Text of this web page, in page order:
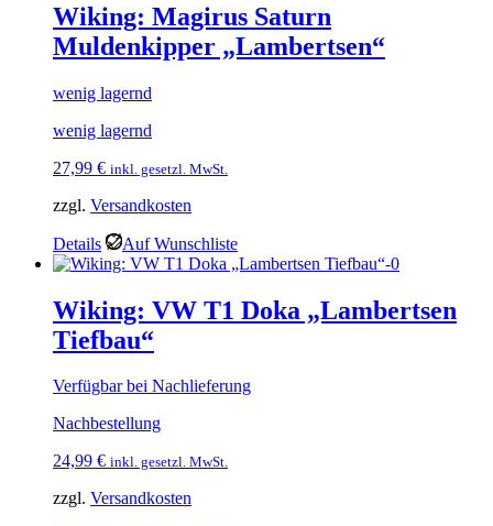
Wiking: Magirus Saturn
Muldenkipper „Lambertsen“
wenig lagernd
wenig lagernd
27,99 € inkl. gesetzl. MwSt.
zzgl. Versandkosten
Details Auf Wunschliste
Wiking: VW T1 Doka „Lambertsen
Tiefbau“
Verfügbar bei Nachlieferung
Nachbestellung
24,99 € inkl. gesetzl. MwSt.
zzgl. Versandkosten